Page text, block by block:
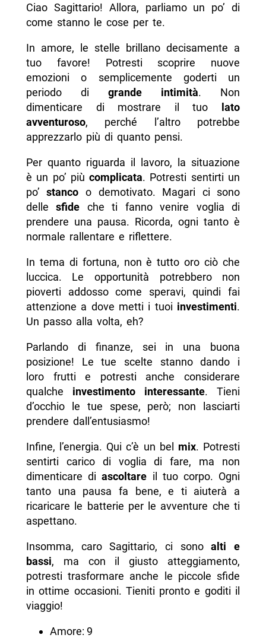
Ciao Sagittario! Allora, parliamo un po’ di
come stanno le cose per te.
In amore, le stelle brillano decisamente a
tuo favore! Potresti scoprire nuove
emozioni o semplicemente goderti un
periodo di grande intimità. Non
dimenticare di mostrare il tuo lato
avventuroso, perché l’altro potrebbe
apprezzarlo più di quanto pensi.
Per quanto riguarda il lavoro, la situazione
è un po’ piùcomplicata. Potresti sentirti un
po’stanco o demotivato. Magari ci sono
dellesfide che ti fanno venire voglia di
prendere una pausa. Ricorda, ogni tanto è
normale rallentare e riflettere.
In tema di fortuna, non è tutto oro ciò che
luccica. Le opportunità potrebbero non
pioverti addosso come speravi, quindi fai
attenzione a dove metti i tuoi investimenti.
Un passo alla volta, eh?
Parlando di finanze, sei in una buona
posizione! Le tue scelte stanno dando i
loro frutti e potresti anche considerare
qualche investimento interessante. Tieni
d’occhio le tue spese, però; non lasciarti
prendere dall’entusiasmo!
Infine, l’energia. Qui c’è un bel mix. Potresti
sentirti carico di voglia di fare, ma non
dimenticare diascoltare il tuo corpo. Ogni
tanto una pausa fa bene, e ti aiuterà a
ricaricare le batterie per le avventure che ti
aspettano.
Insomma, caro Sagittario, ci sonoalti e
bassi, ma con il giusto atteggiamento,
potresti trasformare anche le piccole sfide
in ottime occasioni. Tieniti pronto e goditi il
viaggio!
Amore: 9